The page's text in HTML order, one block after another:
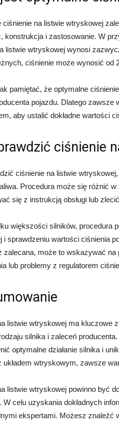
ciśnienie na listwie wtryskowej
konstrukcja i zastosowanie. W
listwie wtryskowej wynosi
ciśnienie może wynosić od
pamiętać, że optymalne
pojazdu. Dlatego zawsze
aby ustalić dokładne wartości
ciśnienie
ciśnienie na listwie
Procedura może się różnić
się z instrukcją obsługi lub
większości silników, procedura
i sprawdzeniu wartości ciśnienia
zalecana, może to wskazywać
lub problemy z regulatorem
listwie wtryskowej ma kluczowe
silnika i zaleceń
optymalne działanie silnika i
układem wtryskowym, zawsze
listwie wtryskowej powinno być
W celu uzyskania dokładnych
ekspertami. Możesz znaleźć